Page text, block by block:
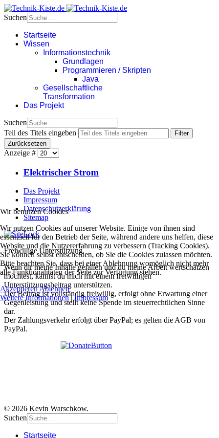
Suchen
Startseite
Wissen
Informationstechnik
Grundlagen
Programmieren / Skripten
Java
Gesellschaftliche
Transformation
Das Projekt
Suchen
Teil des Titels eingeben
Filter
Zurücksetzen
Anzeige #
Elektrischer Strom
Das Projekt
Impressum
Datenschutzerklärung
Sitemap
Freiwillige Unterstützung
Wenn dir meine Inhalte gefallen und du meine Arbeit wertschätzen
möchtest, kannst du mich mit einem freiwilligen
Unterstützungsbeitrag unterstützen.
Der Beitrag ist vollständig freiwillig, erfolgt ohne Erwartung einer
Gegenleistung und stellt keine Spende im steuerrechtlichen Sinne
dar.
Der Zahlungsverkehr erfolgt über PayPal; es gelten die AGB von
PayPal.
© 2026 Kevin Warschkow.
Suchen
Startseite
Wir benutzen Cookies
Wir nutzen Cookies auf unserer Website. Einige von ihnen sind
essenziell für den Betrieb der Seite, während andere uns helfen, diese
Website und die Nutzererfahrung zu verbessern (Tracking Cookies).
Sie können selbst entscheiden, ob Sie die Cookies zulassen möchten.
Bitte beachten Sie, dass bei einer Ablehnung womöglich nicht mehr
alle Funktionalitäten der Seite zur Verfügung stehen.
AkzeptierenAblehnen
Weitere Informationen|Impressum